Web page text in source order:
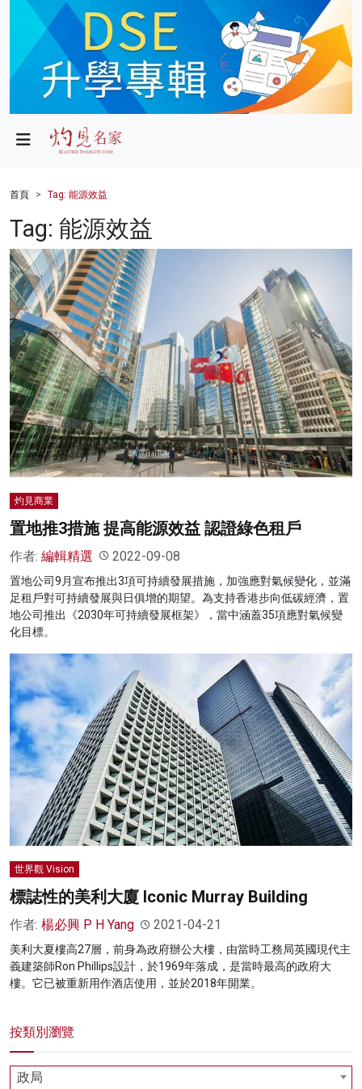
政局
財經
健康
商業
科技
影片
名家榜
灼見活動
關於我們
首頁 Tag: 能源效益
Tag: 能源效益
灼見商業
置地推3措施 提高能源效益 認證綠色租戶
作者: 編輯精選 2022-09-08
置地公司9月宣布推出3項可持續發展措施，加強應對氣候變化，並滿
足租戶對可持續發展與日俱增的期望。為支持香港步向低碳經濟，置
地公司推出《2030年可持續發展框架》，當中涵蓋35項應對氣候變
化目標。
世界觀 Vision
標誌性的美利大廈 Iconic Murray Building
作者: 楊必興 P H Yang 2021-04-21
美利大夏樓高27層，前身為政府辦公大樓，由當時工務局英國現代主
義建築師Ron Phillips設計，於1969年落成，是當時最高的政府大
樓。它已被重新用作酒店使用，並於2018年開業。
按類別瀏覽
政局